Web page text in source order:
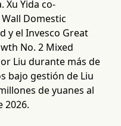
Xu Yida co-
Domestic
y el Invesco Great
No. 2 Mixed
Liu durante más de
bajo gestión de Liu
de yuanes al
2026.